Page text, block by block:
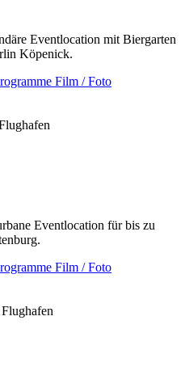
Eventlocation mit Biergarten
Köpenick.
Film / Foto
Eventlocation für bis zu
Film / Foto